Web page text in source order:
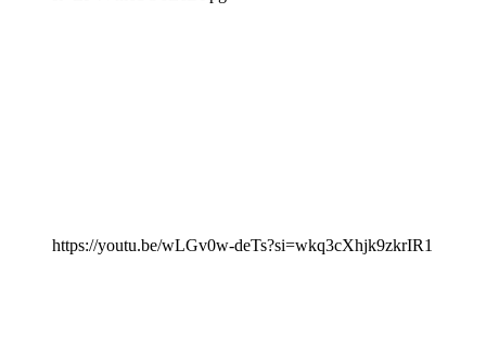
https://youtu.be/wLGv0w-deTs?si=wkq3cXhjk9zkrIR1